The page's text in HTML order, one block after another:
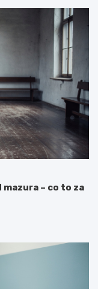
– co to za